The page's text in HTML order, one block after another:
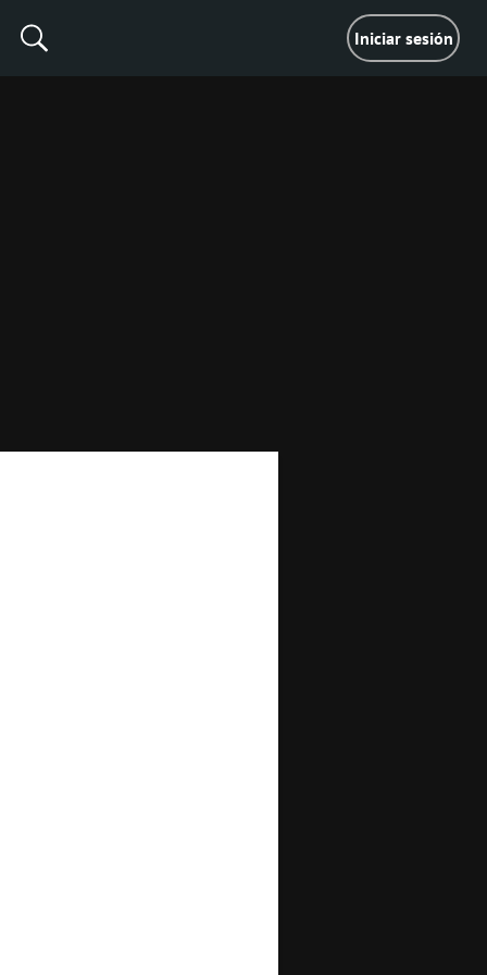
Iniciar sesión